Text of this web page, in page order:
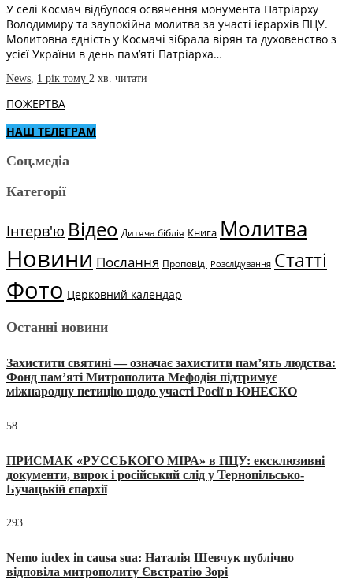
У селі Космач відбулося освячення монумента Патріарху
Володимиру та заупокійна молитва за участі ієрархів ПЦУ.
Молитовна єдність у Космачі зібрала вірян та духовенство з
усієї України в день пам’яті Патріарха…
News 1 рік тому 2 хв. читати
ПОЖЕРТВА
НАШ ТЕЛЕГРАМ
Соц.медіа
Категорії
Інтерв'ю Відео Дитяча біблія Книга Молитва
Новини Послання Проповіді Розслідування Статті
Фото Церковний календар
Останні новини
Захистити святині — означає захистити пам’ять людства:
Фонд пам’яті Митрополита Мефодія підтримує
міжнародну петицію щодо участі Росії в ЮНЕСКО
58
ПРИСМАК «РУССЬКОГО МІРА» в ПЦУ: ексклюзивні
документи, вирок і російський слід у Тернопільсько-
Бучацькій єпархії
293
Nemo iudex in causa sua: Наталія Шевчук публічно
відповіла митрополиту Євстратію Зорі